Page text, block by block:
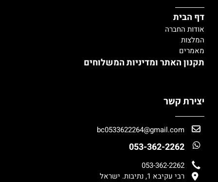
דף הבית
אודות החברה
המלצות
מאמרים
תקנון האתר ומדיניות המשלוחים
יצירת קשר
bc0533622264@gmail.com
053-362-2262
053-362-2262
רבי עקיבא 1, נתיבות. ישראל